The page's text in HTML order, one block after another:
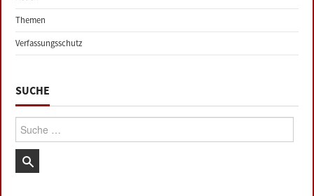
Themen
Verfassungsschutz
SUCHE
Suche: